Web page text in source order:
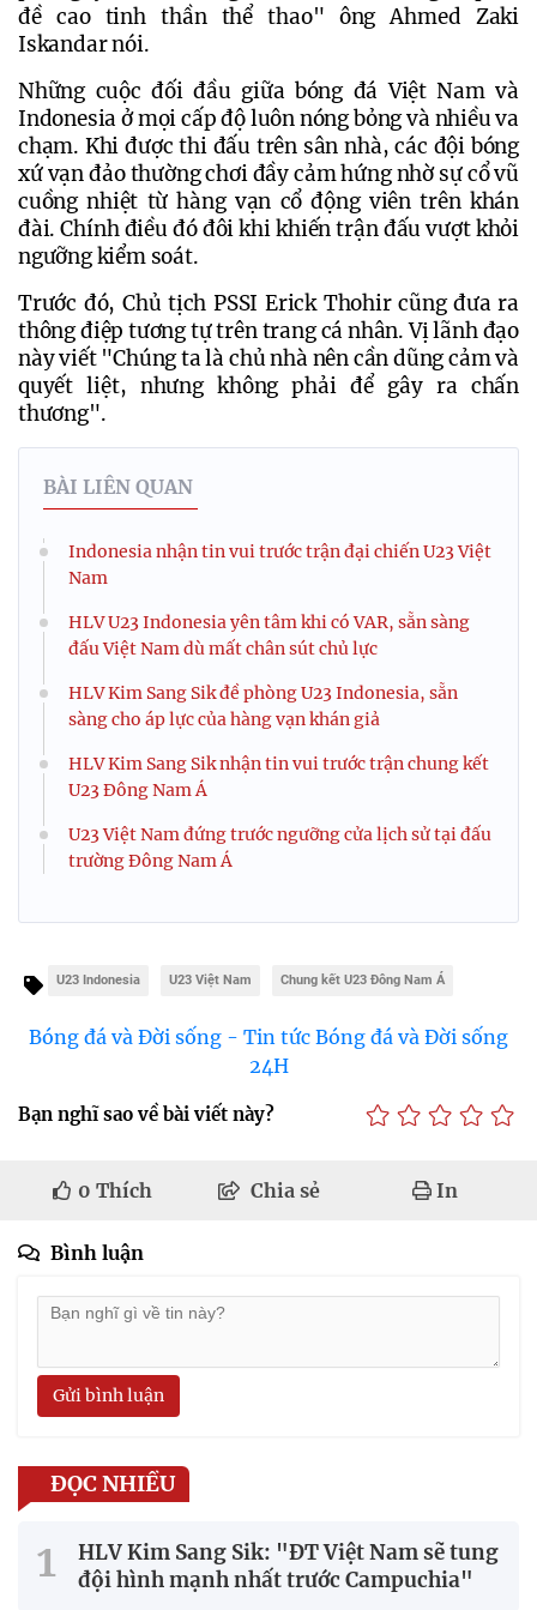
đề cao tinh thần thể thao" ông Ahmed Zaki
Iskandar nói.
Những cuộc đối đầu giữa bóng đá Việt Nam và
Indonesia ở mọi cấp độ luôn nóng bỏng và nhiều va
chạm. Khi được thi đấu trên sân nhà, các đội bóng
xứ vạn đảo thường chơi đầy cảm hứng nhờ sự cổ vũ
cuồng nhiệt từ hàng vạn cổ động viên trên khán
đài. Chính điều đó đôi khi khiến trận đấu vượt khỏi
ngưỡng kiểm soát.
Trước đó, Chủ tịch PSSI Erick Thohir cũng đưa ra
thông điệp tương tự trên trang cá nhân. Vị lãnh đạo
này viết "Chúng ta là chủ nhà nên cần dũng cảm và
quyết liệt, nhưng không phải để gây ra chấn
thương".
BÀI LIÊN QUAN
Indonesia nhận tin vui trước trận đại chiến U23 Việt
Nam
HLV U23 Indonesia yên tâm khi có VAR, sẵn sàng
đấu Việt Nam dù mất chân sút chủ lực
HLV Kim Sang Sik đề phòng U23 Indonesia, sẵn
sàng cho áp lực của hàng vạn khán giả
HLV Kim Sang Sik nhận tin vui trước trận chung kết
U23 Đông Nam Á
U23 Việt Nam đứng trước ngưỡng cửa lịch sử tại đấu
trường Đông Nam Á
U23 Indonesia U23 Việt Nam Chung kết U23 Đông Nam Á
Bóng đá và Đời sống - Tin tức Bóng đá và Đời sống
24H
Bạn nghĩ sao về bài viết này?
0 Thích Chia sẻ In
Bình luận
Gửi bình luận
ĐỌC NHIỀU
HLV Kim Sang Sik: "ĐT Việt Nam sẽ tung
đội hình mạnh nhất trước Campuchia"